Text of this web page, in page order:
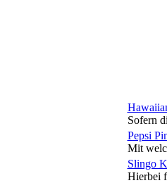
Sofern
Pepsi
Mit
Slingo
Hierbei